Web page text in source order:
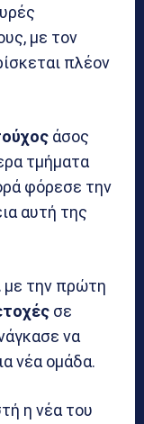
με τον
πλέον
άσος
τμήματα
φόρεσε την
αυτή της
με την πρώτη
σε
να
νέα ομάδα.
η νέα του